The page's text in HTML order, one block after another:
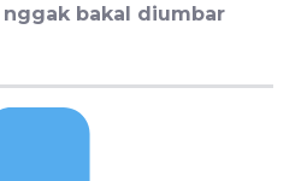
nggak bakal diumbar